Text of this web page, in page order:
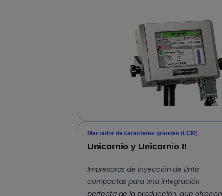
Marcador de caracteres grandes (LCM)
Unicornio y Unicornio II
Impresoras de inyección de tinta
compactas para una integración
perfecta de la producción, que ofrecen